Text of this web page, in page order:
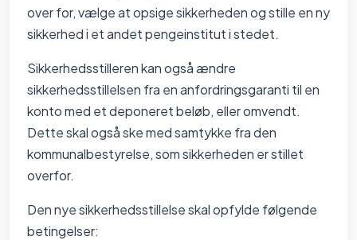
over for, vælge at opsige sikkerheden og stille en ny
sikkerhed i et andet pengeinstitut i stedet.
Sikkerhedsstilleren kan også ændre
sikkerhedsstillelsen fra en anfordringsgaranti til en
konto med et deponeret beløb, eller omvendt.
Dette skal også ske med samtykke fra den
kommunalbestyrelse, som sikkerheden er stillet
overfor.
Den nye sikkerhedsstillelse skal opfylde følgende
betingelser: